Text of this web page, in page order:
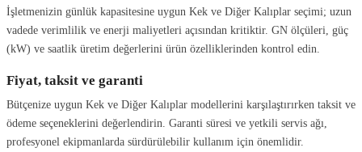
İşletmenizin günlük kapasitesine uygun Kek ve Diğer Kalıplar seçimi; uzun
vadede verimlilik ve enerji maliyetleri açısından kritiktir. GN ölçüleri, güç
(kW) ve saatlik üretim değerlerini ürün özelliklerinden kontrol edin.
Fiyat, taksit ve garanti
Bütçenize uygun Kek ve Diğer Kalıplar modellerini karşılaştırırken taksit ve
ödeme seçeneklerini değerlendirin. Garanti süresi ve yetkili servis ağı,
profesyonel ekipmanlarda sürdürülebilir kullanım için önemlidir.